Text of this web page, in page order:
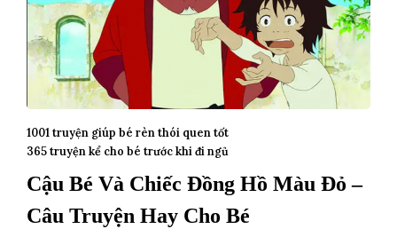
1001 truyện giúp bé rèn thói quen tốt
365 truyện kể cho bé trước khi đi ngủ
Cậu Bé Và Chiếc Đồng Hồ Màu Đỏ –
Câu Truyện Hay Cho Bé